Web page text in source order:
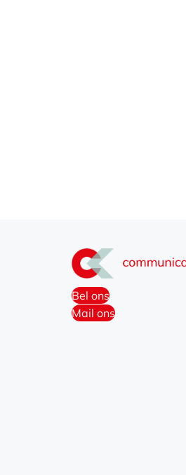
Bel ons
Mail ons